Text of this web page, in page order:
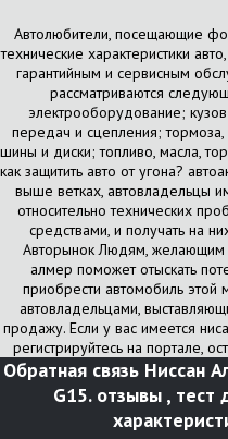
Автолюбители, посещающие
технические характеристики
гарантийным и сервисным
рассматриваются
электрооборудование;
передач и сцепления;
шины и диски; топливо, масла,
как защитить авто от угона?
выше ветках, автовладельцы
относительно технических
средствами, и получать на
Авторынок Людям, желающим
алмер поможет отыскать
приобрести автомобиль этой
автовладельцами,
продажу. Если у вас имеется
регистрируйтесь на портале,
Обратная связь Ниссан
G15. отзывы , тест